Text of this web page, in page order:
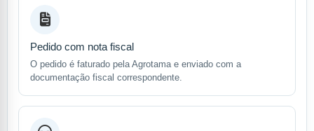
Pedido com nota fiscal
O pedido é faturado pela Agrotama e enviado com a
documentação fiscal correspondente.